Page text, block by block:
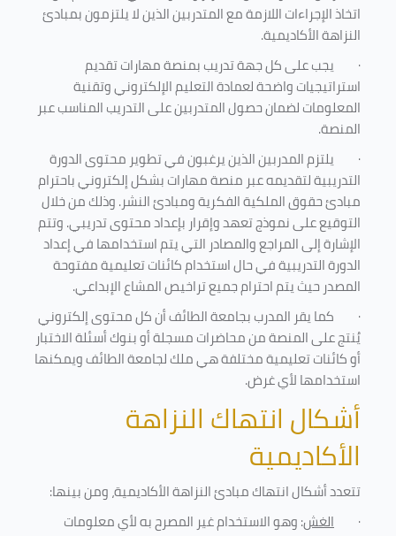
اتخاذ الإجراءات اللازمة مع المتدربين الذين لا يلتزمون بمبادئ
النزاهة الأكاديمية.
· يجب على كل جهة تدريب بمنصة مهارات تقديم
استراتيجيات واضحة لعمادة التعليم الإلكتروني وتقنية
المعلومات لضمان حصول المتدربين على التدريب المناسب عبر
المنصة.
· يلتزم المدربين الذين يرغبون في تطوير محتوى الدورة
التدريبية لتقديمه عبر منصة مهارات بشكل إلكتروني باحترام
مبادئ حقوق الملكية الفكرية ومبادئ النشر. وذلك من خلال
التوقيع على نموذج تعهد وإقرار بإعداد محتوى تدريبي. وتتم
الإشارة إلى المراجع والمصادر التي يتم استخدامها في إعداد
الدورة التدريبية في حال استخدام كائنات تعليمية مفتوحة
المصدر حيث يتم احترام جميع تراخيص المشاع الإبداعي.
· كما يقر المدرب بجامعة الطائف أن كل محتوى إلكتروني
يُنتج على المنصة من محاضرات مسجلة أو بنوك أسئلة الاختبار
أو كائنات تعليمية مختلفة هي ملك لجامعة الطائف ويمكنها
استخدامها لأي غرض.
أشكال انتهاك النزاهة
الأكاديمية
تتعدد أشكال انتهاك مبادئ النزاهة الأكاديمية، ومن بينها:
· الغش: وهو الاستخدام غير المصرح به لأي معلومات